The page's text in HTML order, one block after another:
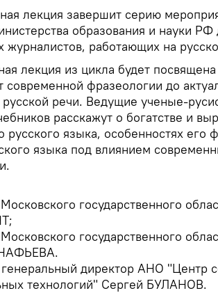
лекция завершит серию
образования и науки РФ
журналистов, работающих на
лекция из цикла будет
современной фразеологии до
речи. Ведущие ученые-
расскажут о богатстве и
русского языка, особенностях его
языка под влиянием
государственного
государственного
директор АНО "Центр
технологий" Сергей БУЛАНОВ.